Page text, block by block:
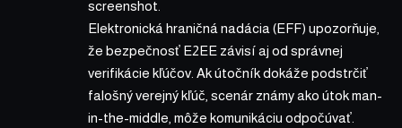
screenshot.
Elektronická hraničná nadácia (EFF) upozorňuje,
že bezpečnosť E2EE závisí aj od správnej
verifikácie kľúčov. Ak útočník dokáže podstrčiť
falošný verejný kľúč, scenár známy ako útok man-
in-the-middle, môže komunikáciu odpočúvať.